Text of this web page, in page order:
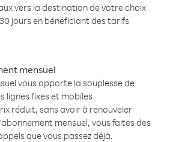
vers la destination de votre choix
jours en bénéficiant des tarifs
mensuel
vous apporte la souplesse de
lignes fixes et mobiles
réduit, sans avoir à renouveler
mensuel, vous faites des
que vous passez déjà.